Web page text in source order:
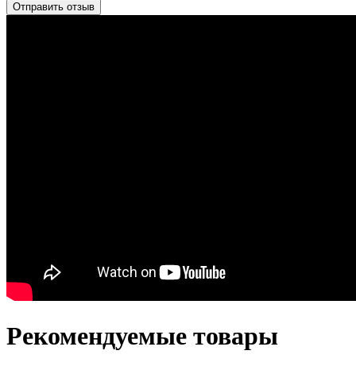
Отправить отзыв
Рекомендуемые товары